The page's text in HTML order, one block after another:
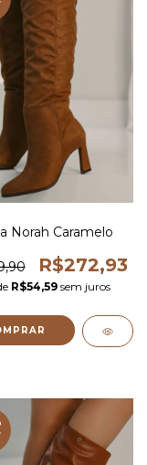
Norah Caramelo
R$272,93
R$54,59 sem juros